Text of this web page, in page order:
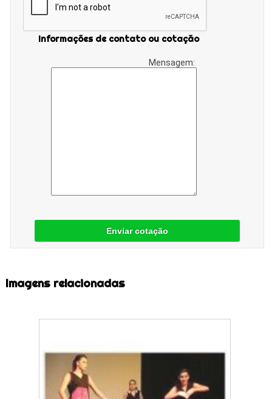
Informações de contato ou cotação
Mensagem:
Enviar cotação
Imagens relacionadas